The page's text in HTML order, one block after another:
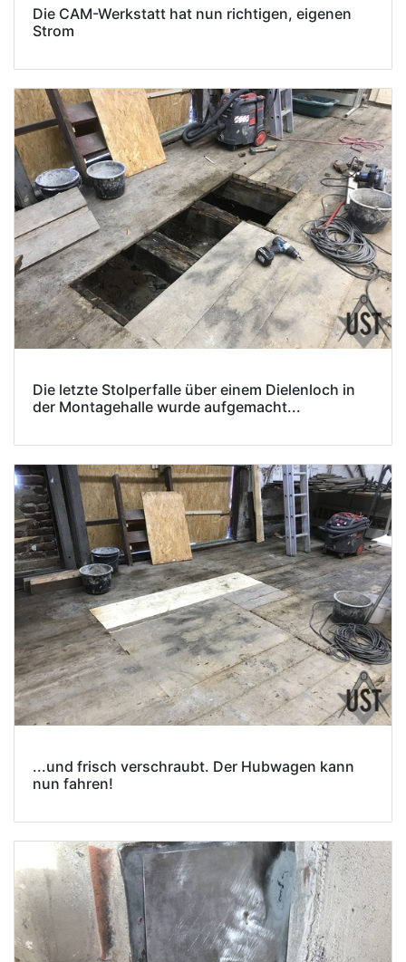
Die CAM-Werkstatt hat nun richtigen, eigenen
Strom
Die letzte Stolperfalle über einem Dielenloch in
der Montagehalle wurde aufgemacht...
...und frisch verschraubt. Der Hubwagen kann
nun fahren!